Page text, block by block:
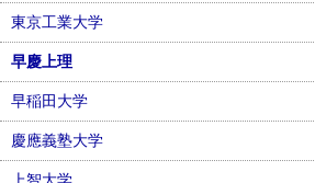
東京工業大学
早慶上理
早稲田大学
慶應義塾大学
上智大学